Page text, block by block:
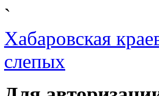
`
Хабаровская
слепых